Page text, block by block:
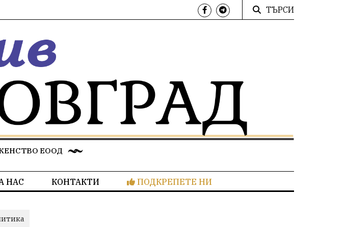
ТЪРСИ
ЕООД
НАС КОНТАКТИ ПОДКРЕПЕТЕ НИ